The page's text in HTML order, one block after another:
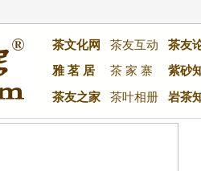
茶文化网 茶友互动
茶友
雅 茗 居
茶 家 寨 紫砂
茶友之家 茶叶相册 岩茶